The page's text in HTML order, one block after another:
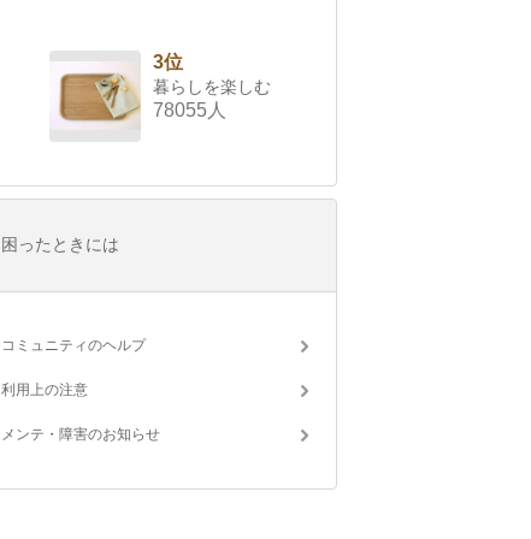
3位
暮らしを楽しむ
78055人
困ったときには
コミュニティのヘルプ
利用上の注意
メンテ・障害のお知らせ